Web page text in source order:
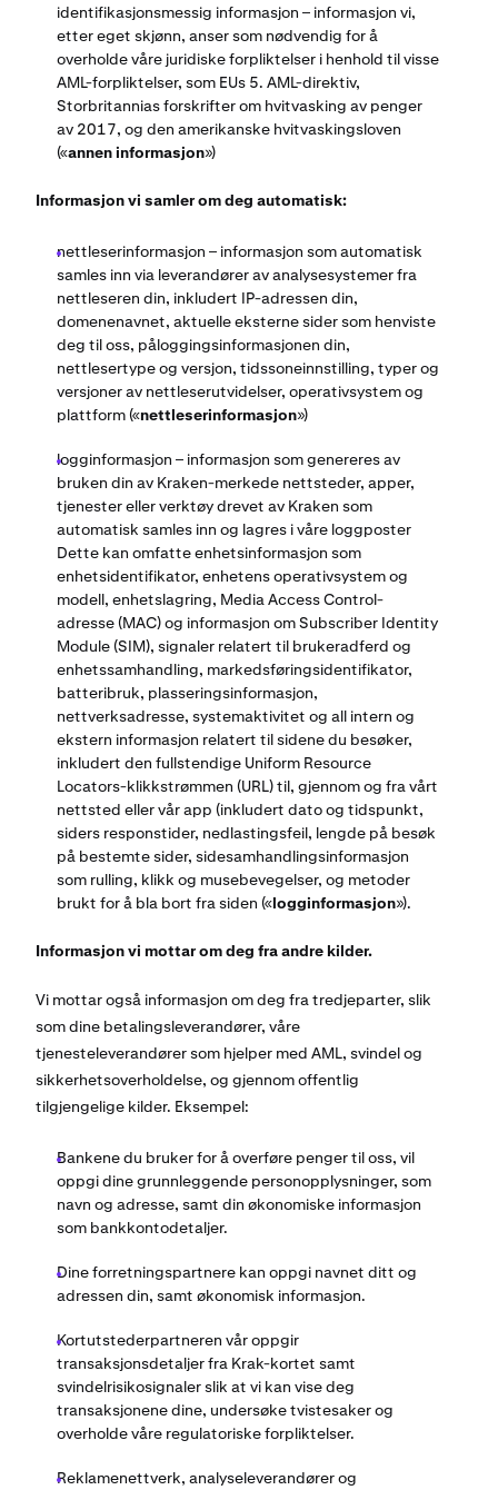
identifikasjonsmessig informasjon – informasjon vi,
etter eget skjønn, anser som nødvendig for å
overholde våre juridiske forpliktelser i henhold til visse
AML-forpliktelser, som EUs 5. AML-direktiv,
Storbritannias forskrifter om hvitvasking av penger
av 2017, og den amerikanske hvitvaskingsloven
(«annen informasjon»)
Informasjon vi samler om deg automatisk:
nettleserinformasjon – informasjon som automatisk
samles inn via leverandører av analysesystemer fra
nettleseren din, inkludert IP-adressen din,
domenenavnet, aktuelle eksterne sider som henviste
deg til oss, påloggingsinformasjonen din,
nettlesertype og versjon, tidssoneinnstilling, typer og
versjoner av nettleserutvidelser, operativsystem og
plattform («nettleserinformasjon»)
logginformasjon – informasjon som genereres av
bruken din av Kraken-merkede nettsteder, apper,
tjenester eller verktøy drevet av Kraken som
automatisk samles inn og lagres i våre loggposter
Dette kan omfatte enhetsinformasjon som
enhetsidentifikator, enhetens operativsystem og
modell, enhetslagring, Media Access Control-
adresse (MAC) og informasjon om Subscriber Identity
Module (SIM), signaler relatert til brukeradferd og
enhetssamhandling, markedsføringsidentifikator,
batteribruk, plasseringsinformasjon,
nettverksadresse, systemaktivitet og all intern og
ekstern informasjon relatert til sidene du besøker,
inkludert den fullstendige Uniform Resource
Locators-klikkstrømmen (URL) til, gjennom og fra vårt
nettsted eller vår app (inkludert dato og tidspunkt,
siders responstider, nedlastingsfeil, lengde på besøk
på bestemte sider, sidesamhandlingsinformasjon
som rulling, klikk og musebevegelser, og metoder
brukt for å bla bort fra siden («logginformasjon»).
Informasjon vi mottar om deg fra andre kilder.
Vi mottar også informasjon om deg fra tredjeparter, slik
som dine betalingsleverandører, våre
tjenesteleverandører som hjelper med AML, svindel og
sikkerhetsoverholdelse, og gjennom offentlig
tilgjengelige kilder. Eksempel:
Bankene du bruker for å overføre penger til oss, vil
oppgi dine grunnleggende personopplysninger, som
navn og adresse, samt din økonomiske informasjon
som bankkontodetaljer.
Dine forretningspartnere kan oppgi navnet ditt og
adressen din, samt økonomisk informasjon.
Kortutstederpartneren vår oppgir
transaksjonsdetaljer fra Krak-kortet samt
svindelrisikosignaler slik at vi kan vise deg
transaksjonene dine, undersøke tvistesaker og
overholde våre regulatoriske forpliktelser.
Reklamenettverk, analyseleverandører og